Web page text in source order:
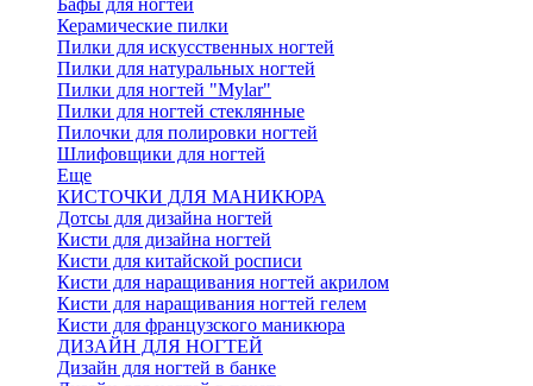
Бафы для ногтей
Керамические пилки
Пилки для искусственных ногтей
Пилки для натуральных ногтей
Пилки для ногтей "Mylar"
Пилки для ногтей стеклянные
Пилочки для полировки ногтей
Шлифовщики для ногтей
Еще
КИСТОЧКИ ДЛЯ МАНИКЮРА
Дотсы для дизайна ногтей
Кисти для дизайна ногтей
Кисти для китайской росписи
Кисти для наращивания ногтей акрилом
Кисти для наращивания ногтей гелем
Кисти для французского маникюра
ДИЗАЙН ДЛЯ НОГТЕЙ
Дизайн для ногтей в банке